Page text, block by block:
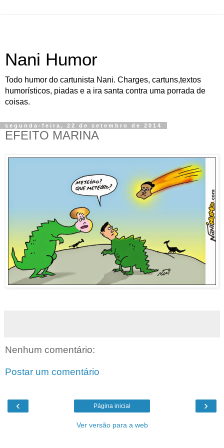
Nani Humor
Todo humor do cartunista Nani. Charges, cartuns,textos
humorísticos, piadas e a ira santa contra uma porrada de
coisas.
segunda-feira, 22 de setembro de 2014
EFEITO MARINA
Nenhum comentário:
Postar um comentário
‹ ›
Página inicial
Ver versão para a web